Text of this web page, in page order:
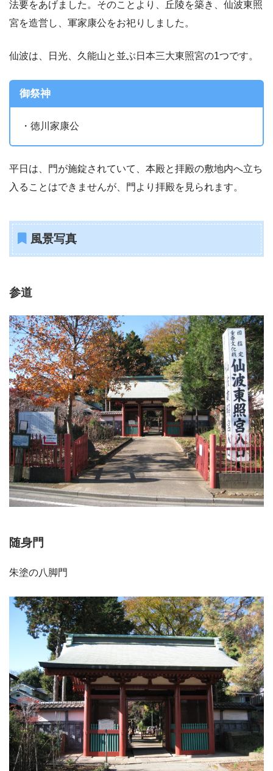
法要をあげました。そのことより、丘陵を築き、仙波東照
宮を造営し、軍家康公をお祀りしました。
仙波は、日光、久能山と並ぶ日本三大東照宮の1つです。
御祭神
・徳川家康公
平日は、門が施錠されていて、本殿と拝殿の敷地内へ立ち
入ることはできませんが、門より拝殿を見られます。
風景写真
参道
随身門
朱塗の八脚門